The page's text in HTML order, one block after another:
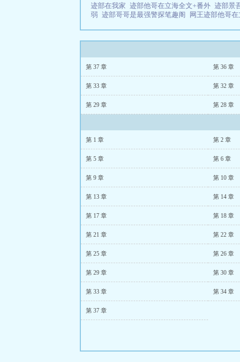
迹部在我家 迹部他哥在立海全文+番外 迹部景
弱 迹部哥哥是最强警探笔趣阁 网王迹部他哥
第 37 章 第 36 章
第 33 章 第 32 章
第 29 章 第 28 章
第 1 章 第 2 章
第 5 章 第 6 章
第 9 章 第 10 章
第 13 章 第 14 章
第 17 章 第 18 章
第 21 章 第 22 章
第 25 章 第 26 章
第 29 章 第 30 章
第 33 章 第 34 章
第 37 章